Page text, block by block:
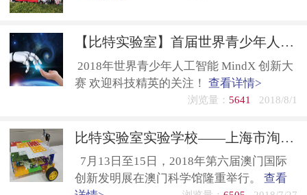
【比特实验室】首届世界青少年人工智能MindX创新大赛将在美国硅谷举行
2018年世界青少年人工智能 MindX 创新大
赛 欢迎科技精英的关注！ 查看详情>
浏览量： 5641 2018/8/1
比特实验室实验学校——上海市洵阳中学在2018澳门国际创新发明展上摘得两枚金牌
7月13日至15日，2018年第六届澳门国际
创新发明展在澳门科学馆隆重举行。 查看